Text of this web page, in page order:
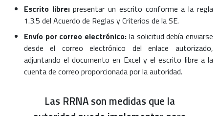
Escrito libre:presentar un escrito conforme a la regla
1.3.5 del Acuerdo de Reglas y Criterios de la SE.
Envío por correo electrónico: la solicitud debía enviarse
desde el correo electrónico del enlace autorizado,
adjuntando el documento en Excel y el escrito libre a la
cuenta de correo proporcionada por la autoridad.
Las RRNA son medidas que la